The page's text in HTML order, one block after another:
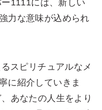
1111には、新しい
力な意味が込められ
スピリチュアルなメ
に紹介していきま
あなたの人生をより